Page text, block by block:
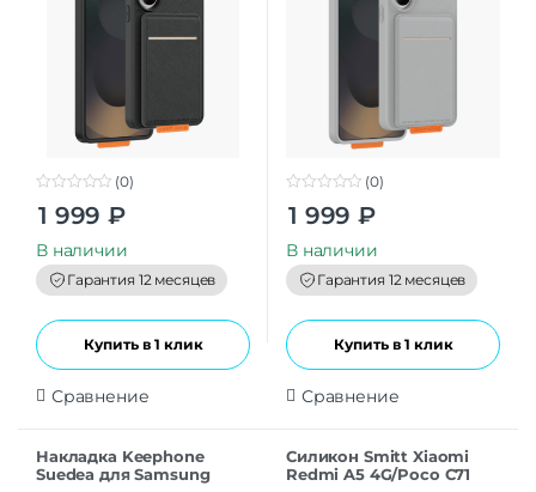
t
o
f
5
(0)
1 999 ₽
В наличии
Гарантия 12 месяцев
Купить в 1 клик
Сравнение
t
o
f
5
(0)
1 999 ₽
В наличии
Гарантия 12 месяцев
Купить в 1 клик
Сравнение
Накладка Keephone
Suedea для Samsung
Силикон Smitt Xiaomi
Redmi A5 4G/Poco C71